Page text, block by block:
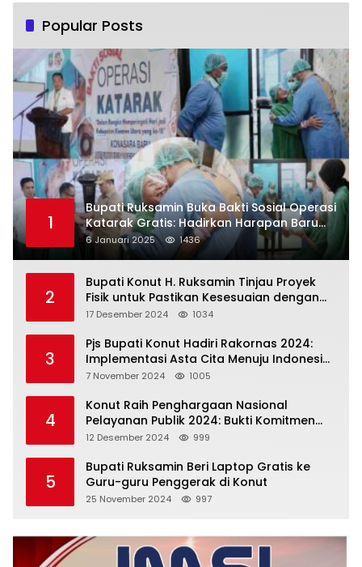
Popular Posts
1
Bupati Ruksamin Buka Bakti Sosial Operasi
Katarak Gratis: Hadirkan Harapan Baru
bagi Masyarakat Konut
6 Januari 2025 1436
2
Bupati Konut H. Ruksamin Tinjau Proyek
Fisik untuk Pastikan Kesesuaian dengan
Perencanaan
17 Desember 2024 1034
3
Pjs Bupati Konut Hadiri Rakornas 2024:
Implementasi Asta Cita Menuju Indonesia
Emas
7 November 2024 1005
4
Konut Raih Penghargaan Nasional
Pelayanan Publik 2024: Bukti Komitmen
Menuju Pelayanan Prima
12 Desember 2024 999
5
Bupati Ruksamin Beri Laptop Gratis ke
Guru-guru Penggerak di Konut
25 November 2024 997